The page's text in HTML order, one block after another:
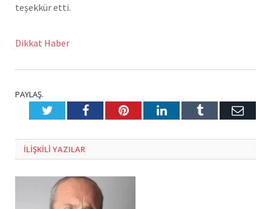
teşekkür etti.
Dikkat Haber
PAYLAŞ.
TwitterFacebookPinterestLinkedInTumblr E-
ILIŞKILI YAZILAR